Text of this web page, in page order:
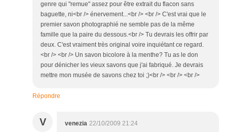
genre qui "remue" assez pour être extrait du flacon sans
baguette, ni<br /> énervement...<br /> <br /> C'est vrai que le
premier savon photographié ne semble pas de la même
famille que la paire du dessous.<br /> Tu devrais les offrir par
deux. C'est vraiment très original voire inquiétant ce regard.
<br /> <br /> Un savon bicolore à la menthe? Tu as le don
pour dénicher les vieux savons que j'ai fabriqué. Je devrais
mettre mon musée de savons chez toi ;)<br /> <br /> <br />
Répondre
V venezia 22/10/2009 21:24